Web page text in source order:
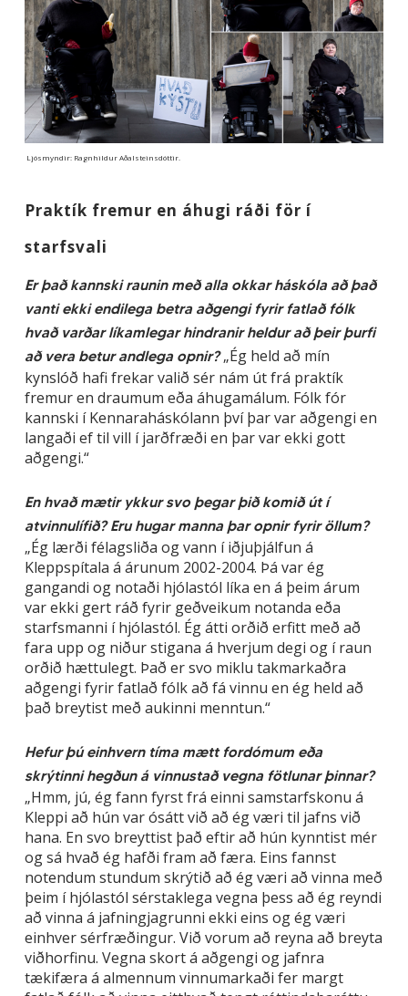
Ljósmyndir: Ragnhildur Aðalsteinsdóttir.
Praktík fremur en áhugi ráði för í
starfsvali
Er það kannski raunin með alla okkar háskóla að það
vanti ekki endilega betra aðgengi fyrir fatlað fólk
hvað varðar líkamlegar hindranir heldur að þeir þurfi
að vera betur andlega opnir?„Ég held að mín
kynslóð hafi frekar valið sér nám út frá praktík
fremur en draumum eða áhugamálum. Fólk fór
kannski í Kennaraháskólann því þar var aðgengi en
langaði ef til vill í jarðfræði en þar var ekki gott
aðgengi.“
En hvað mætir ykkur svo þegar þið komið út í
atvinnulífið? Eru hugar manna þar opnir fyrir öllum?
„Ég lærði félagsliða og vann í iðjuþjálfun á
Kleppspítala á árunum 2002-2004. Þá var ég
gangandi og notaði hjólastól líka en á þeim árum
var ekki gert ráð fyrir geðveikum notanda eða
starfsmanni í hjólastól. Ég átti orðið erfitt með að
fara upp og niður stigana á hverjum degi og í raun
orðið hættulegt. Það er svo miklu takmarkaðra
aðgengi fyrir fatlað fólk að fá vinnu en ég held að
það breytist með aukinni menntun.“
Hefur þú einhvern tíma mætt fordómum eða
skrýtinni hegðun á vinnustað vegna fötlunar þinnar?
„Hmm, jú, ég fann fyrst frá einni samstarfskonu á
Kleppi að hún var ósátt við að ég væri til jafns við
hana. En svo breyttist það eftir að hún kynntist mér
og sá hvað ég hafði fram að færa. Eins fannst
notendum stundum skrýtið að ég væri að vinna með
þeim í hjólastól sérstaklega vegna þess að ég reyndi
að vinna á jafningjagrunni ekki eins og ég væri
einhver sérfræðingur. Við vorum að reyna að breyta
viðhorfinu. Vegna skort á aðgengi og jafnra
tækifæra á almennum vinnumarkaði fer margt